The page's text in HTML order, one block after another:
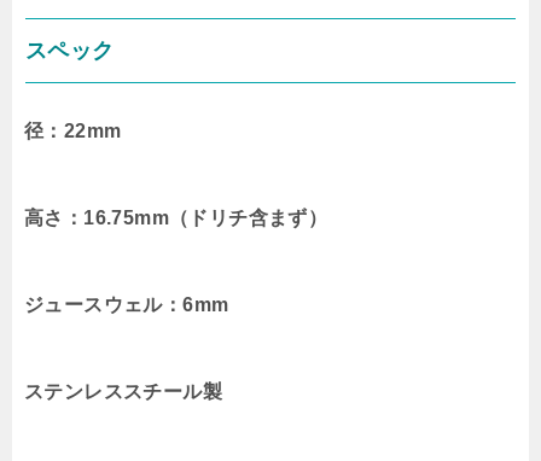
スペック
径：22mm
高さ：16.75mm（ドリチ含まず）
ジュースウェル：6mm
ステンレススチール製